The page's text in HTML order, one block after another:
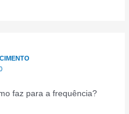
faz para a frequência?